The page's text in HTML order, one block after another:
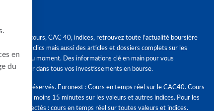
Graphique, cours, CAC 40, indices, retrouvez toute l'actualité boursière
en quelques clics mais aussi des articles et dossiers complets sur les
du moment. Des informations clé en main pour vous
dans tous vos investissements en bourse.
Tous droits réservés. Euronext : Cours en temps réel sur le CAC40. Cours
différés d'au moins 15 minutes sur les valeurs et autres indices. Pour les
clients connectés : cours en temps réel sur toutes valeurs et indices.
en
du